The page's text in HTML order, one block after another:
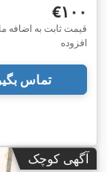
‎€۱۰۰
قیمت ثابت به اضافه
افزوده
تماس
آگهی کوچک